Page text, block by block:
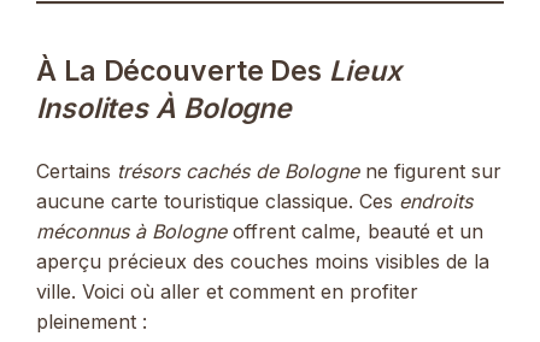
À La Découverte Des Lieux
Insolites À Bologne
Certains trésors cachés de Bolognene figurent sur
aucune carte touristique classique. Ces endroits
méconnus à Bologneoffrent calme, beauté et un
aperçu précieux des couches moins visibles de la
ville. Voici où aller et comment en profiter
pleinement :